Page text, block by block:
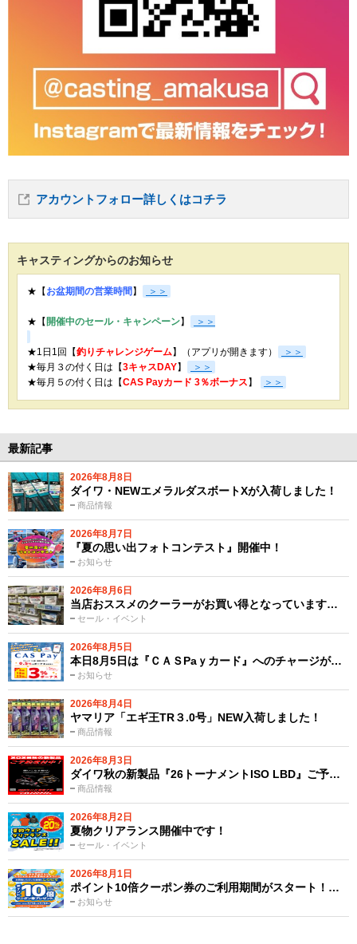
アカウントフォロー詳しくはコチラ
キャスティングからのお知らせ
★【 お盆期間の営業時間 】 ＞＞
★【 開催中のセール・キャンペーン】 ＞＞
★1日1回【釣りチャレンジゲーム】（アプリが開きます）
＞＞
★毎月３の付く日は【3キャスDAY】
＞＞
★毎月５の付く日は【CAS Payカード 3％ボーナス 】 ＞＞
最新記事
2026年8月8日
商品情報
ダイワ・NEWエメラルダスボートXが入荷しました！
2026年8月7日
お知らせ
『夏の思い出フォトコンテスト』開催中！
2026年8月6日
セール・イベント
当店おススメのクーラーがお買い得となっています…
2026年8月5日
お知らせ
本日8月5日は『ＣＡＳPaｙカード』へのチャージが…
2026年8月4日
商品情報
ヤマリア「エギ王TR３.0号」NEW入荷しました！
2026年8月3日
商品情報
ダイワ秋の新製品『26トーナメントISO LBD』ご予…
2026年8月2日
セール・イベント
夏物クリアランス開催中です！
2026年8月1日
お知らせ
ポイント10倍クーポン券のご利用期間がスタート！…